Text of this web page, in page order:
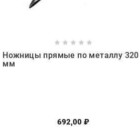
    
Ножницы прямые по металлу 320
мм
692,00 ₽